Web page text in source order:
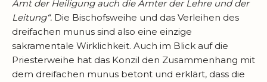
Amt der Heiligung auch die Ämter der Lehre und der
Leitung“. Die Bischofsweihe und das Verleihen des
dreifachen munus sind also eine einzige
sakramentale Wirklichkeit. Auch im Blick auf die
Priesterweihe hat das Konzil den Zusammenhang mit
dem dreifachen munus betont und erklärt, dass die